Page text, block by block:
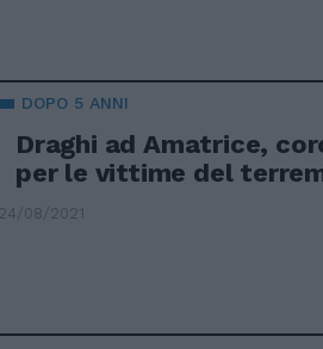
DOPO 5 ANNI
Draghi ad Amatrice,
per le vittime del
24/08/2021